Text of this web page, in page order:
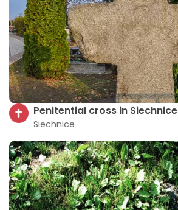
Penitential cross in Siechnice
Siechnice